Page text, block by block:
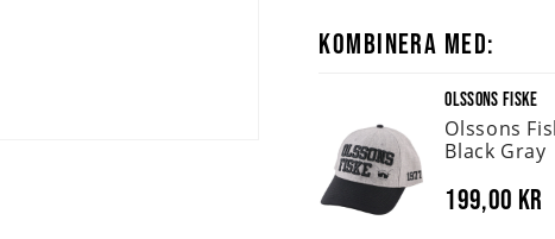
KOMBINERA MED:
OLSSONS FISKE
Olssons
Black Gray
199,00 kr